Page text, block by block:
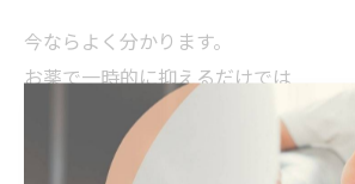
今ならよく分かります。
お薬で一時的に抑えるだけでは
根本的な解決にはならないということ。